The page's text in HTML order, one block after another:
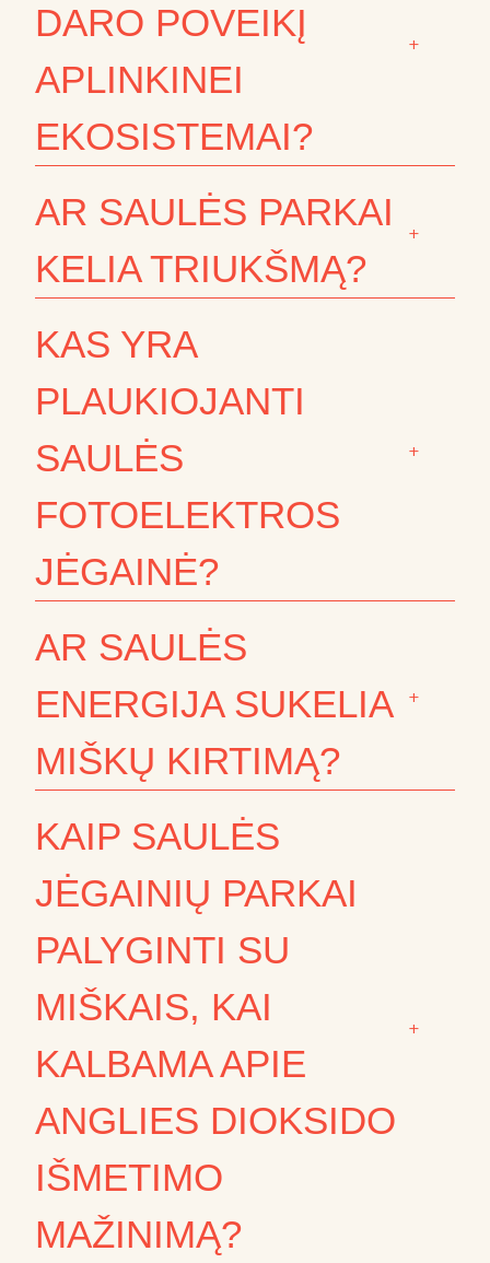
DARO POVEIKĮ
APLINKINEI
EKOSISTEMAI?
+
AR SAULĖS PARKAI
KELIA TRIUKŠMĄ?
+
KAS YRA
PLAUKIOJANTI
SAULĖS
FOTOELEKTROS
JĖGAINĖ?
+
AR SAULĖS
ENERGIJA SUKELIA
MIŠKŲ KIRTIMĄ?
+
KAIP SAULĖS
JĖGAINIŲ PARKAI
PALYGINTI SU
MIŠKAIS, KAI
KALBAMA APIE
ANGLIES DIOKSIDO
IŠMETIMO
MAŽINIMĄ?
+